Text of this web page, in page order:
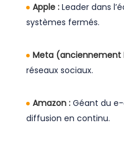
Apple : Leader dans
systèmes fermés.
Meta (anciennement
réseaux sociaux.
Amazon : Géant du
diffusion en continu.